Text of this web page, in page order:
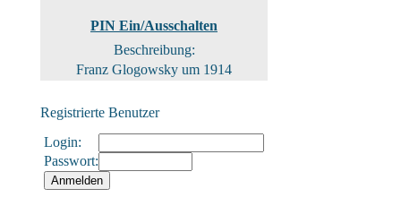
PIN Ein/Ausschalten
Beschreibung:
Franz Glogowsky um 1914
Registrierte Benutzer
Login:
Passwort: